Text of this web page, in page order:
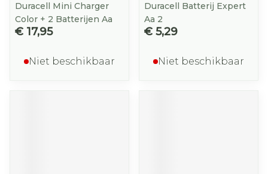
Duracell Mini Charger
Color + 2 Batterijen Aa
€ 17,95
Niet beschikbaar
Duracell Batterij Expert
Aa 2
€ 5,29
Niet beschikbaar